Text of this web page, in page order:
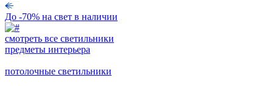
До -70% на свет в наличии
смотреть все светильники
предметы интерьера
потолочные светильники